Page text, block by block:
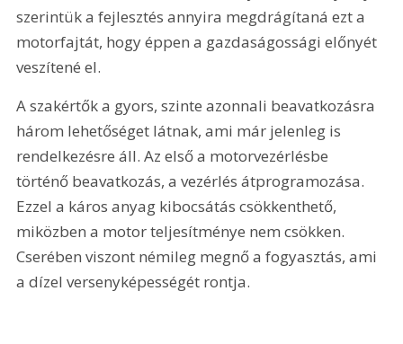
szerintük a fejlesztés annyira megdrágítaná ezt a
motorfajtát, hogy éppen a gazdaságossági előnyét
veszítené el.
A szakértők a gyors, szinte azonnali beavatkozásra
három lehetőséget látnak, ami már jelenleg is
rendelkezésre áll. Az első a motorvezérlésbe
történő beavatkozás, a vezérlés átprogramozása.
Ezzel a káros anyag kibocsátás csökkenthető,
miközben a motor teljesítménye nem csökken.
Cserében viszont némileg megnő a fogyasztás, ami
a dízel versenyképességét rontja.